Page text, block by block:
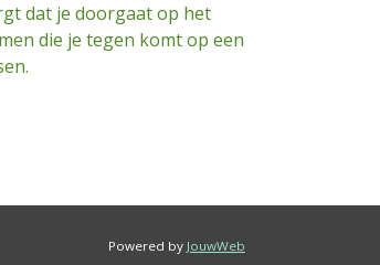
dat je doorgaat op het
die je tegen komt op een
Powered by JouwWeb